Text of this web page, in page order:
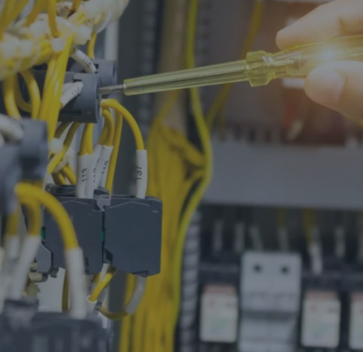
Hızlı Linkler
Eurowest
Sertifikalarımız
e-Katalog
Ürün Grupları
Triodler
İzoleli Kablo Yüksükleri ve
Terminalleri
Kondansatör
Parafudlar
Buton & Ledli Sinyaller
Switchler